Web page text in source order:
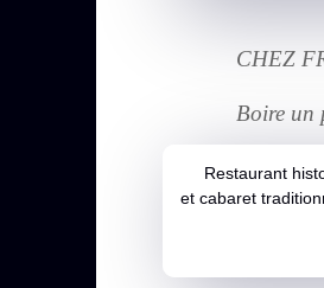
CHEZ
Boire un
Restaurant
et cabaret